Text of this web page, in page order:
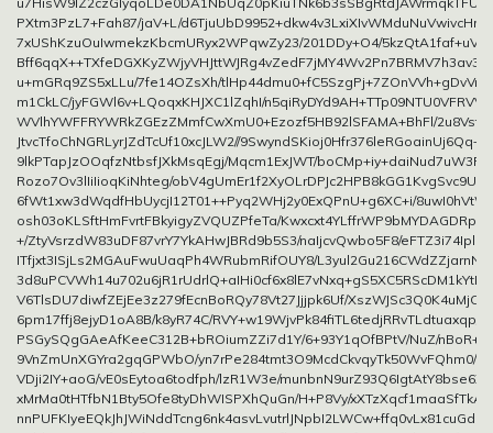
PXtm3PzL7+Fah87/jaV+L/
7xUShKzuOuIwmekzKbcmURyx2WPqwZy23/201DDy+O4/
u+mGRq9ZS5xLLu/7fe14OZsXh/tlHp44dmu0+fC5SzgPj+7ZOnVVh+gDvVn/
m1CkLC/jyFGWl6v+LQoqxKHJXC1lZqhI/
WVlhYWFFRYWRkZGEzZMmfCwXmU0+Ezozf5HB92lSFAMA+BhFl/
JtvcTfoChNGRLyrJZdTcUf10xcJLW2//
9lkPTapJzOOqfzNtbsfJXkMsqEgj/Mqcm1ExJWT/
Rozo7Ov3lIiIioqKiNhteg/
6fWt1xw3dWqdfHbUycjI12T01++Pyq2WHj2y0ExQPnU+g6XC+i/
osh03oKLSftHmFvrtFBkyigyZVQUZPfeTa/
+/ZtyVsrzdW83uDF87vrY7YkAHwJBRd9b5S3/naIjcvQwbo5F8/
ITfjxt3ISjLs2MGAuFwuUaqPh4WRubmRifOUY8/
V6TlsDU7diwfZEjEe3z279fEcnBoRQy78Vt27Jjjpk6Uf/
6pm17ffj8ejyD1oA8B/k8yR74C/RVY+w19WjvPk84fiTL6tedjRRvTLdtuaxqp/
PSGySQgGAeAfKeeC312B+bROiumZZi7d1Y/6+93Y1qOfBPtV/NuZ/
9VnZmUnXGYra2gqGPWbO/yn7rPe284tmt3O9McdCkvqyTk50WvFQhm0/
VDji2IY+aoG/vE0sEytoa6todfph/lzR1W3e/
xMrMa0tHTfbN1Bty5Ofe8tyDhWISPXhQuGn/H+P8Vy/